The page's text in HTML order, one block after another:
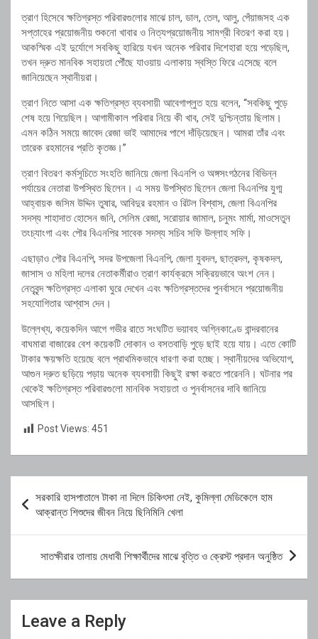
ত্রাণ হিসেবে ক্ষতিগ্রস্ত পরিবারগুলোর মাঝে চাল, ডাল, তেল, আলু, পেঁয়াজসহ এক
সপ্তাহের প্রয়োজনীয় শুকনো খাবার ও নিত্যপ্রয়োজনীয় সামগ্রী বিতরণ করা হয়।
আকস্মিক এই দুর্যোগে সবকিছু হারিয়ে যখন অনেক পরিবার দিশেহারা হয়ে পড়েছিল,
তখন দ্রুত মানবিক সহায়তা পৌঁছে যাওয়ায় এলাকায় স্বস্তি ফিরে এসেছে বলে
জানিয়েছেন স্থানীয়রা।
ত্রাণ নিতে আসা এক ক্ষতিগ্রস্ত ব্যবসায়ী আবেগাপ্লুত হয়ে বলেন, “সবকিছু পুড়ে
শেষ হয়ে গিয়েছিল। আগামীকাল পরিবার নিয়ে কী খাব, সেই দুশ্চিন্তায় ছিলাম।
এমন কঠিন সময়ে জাবেদ রেজা ভাই আমাদের পাশে দাঁড়িয়েছেন। আমরা তাঁর এবং
তারেক রহমানের প্রতি কৃতজ্ঞ।”
ত্রাণ বিতরণ কর্মসূচিতে সংহতি জানিয়ে জেলা বিএনপি ও অঙ্গসংগঠনের বিভিন্ন
পর্যায়ের নেতারা উপস্থিত ছিলেন। এ সময় উপস্থিত ছিলেন জেলা বিএনপির যুগ্ম
আহ্বায়ক জসিম উদ্দিন তুষার, আবিদুর রহমান ও রিটল বিশ্বাস, জেলা বিএনপির
সদস্য শাহাদাত হোসেন জনি, সেলিম রেজা, সরোয়ার জামাল, চনুমং মার্মা, মাওসেতুন
তংচ্যাংগা এবং পৌর বিএনপির সাবেক সদস্য সচিব সফি উল্লাহ সফি।
এছাড়াও পৌর বিএনপি, সদর উপজেলা বিএনপি, জেলা যুবদল, ছাত্রদল, কৃষকদল,
জাসাস ও মহিলা দলের নেতাকর্মীরাও ত্রাণ কার্যক্রমে সক্রিয়ভাবে অংশ নেন।
নেতৃবৃন্দ ক্ষতিগ্রস্ত এলাকা ঘুরে দেখেন এবং ক্ষতিগ্রস্তদের পুনর্বাসনে প্রয়োজনীয়
সহযোগিতার আশ্বাস দেন।
উল্লেখ্য, কয়েকদিন আগে গভীর রাতে সংঘটিত ভয়াবহ অগ্নিকাণ্ডে বান্দরবানের
বাঘমারা বাজারের বেশ কয়েকটি দোকান ও বসতবাড়ি পুড়ে ছাই হয়ে যায়। এতে কোটি
টাকার ক্ষয়ক্ষতি হয়েছে বলে প্রাথমিকভাবে ধারণা করা হচ্ছে। স্থানীয়দের অভিযোগ,
আগুন দ্রুত ছড়িয়ে পড়ায় অনেক ব্যবসায়ী কিছুই রক্ষা করতে পারেননি। ঘটনার পর
থেকেই ক্ষতিগ্রস্ত পরিবারগুলো মানবিক সহায়তা ও পুনর্বাসনের দাবি জানিয়ে
আসছিল।
Post Views: 451
navigation
সরকারি হাসপাতালে টাকা না দিলে চিকিৎসা নেই, কুমিল্লা মেডিকেলে হাম
আক্রান্ত শিশুদের জীবন নিয়ে ছিনিমিনি খেলা
সাতক্ষীরার তালায় মেধাবী শিক্ষার্থীদের মাঝে বৃত্তি ও ক্রেস্ট প্রদান অনুষ্ঠিত
Leave a Reply